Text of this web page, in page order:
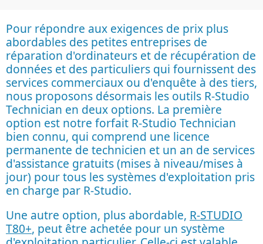
Pour répondre aux exigences de prix plus
abordables des petites entreprises de
réparation d'ordinateurs et de récupération de
données et des particuliers qui fournissent des
services commerciaux ou d'enquête à des tiers,
nous proposons désormais les outils R-Studio
Technician en deux options. La première
option est notre forfait R-Studio Technician
bien connu, qui comprend une licence
permanente de technicien et un an de services
d'assistance gratuits (mises à niveau/mises à
jour) pour tous les systèmes d'exploitation pris
en charge par R-Studio.
Une autre option, plus abordable, R-STUDIO
T80+, peut être achetée pour un système